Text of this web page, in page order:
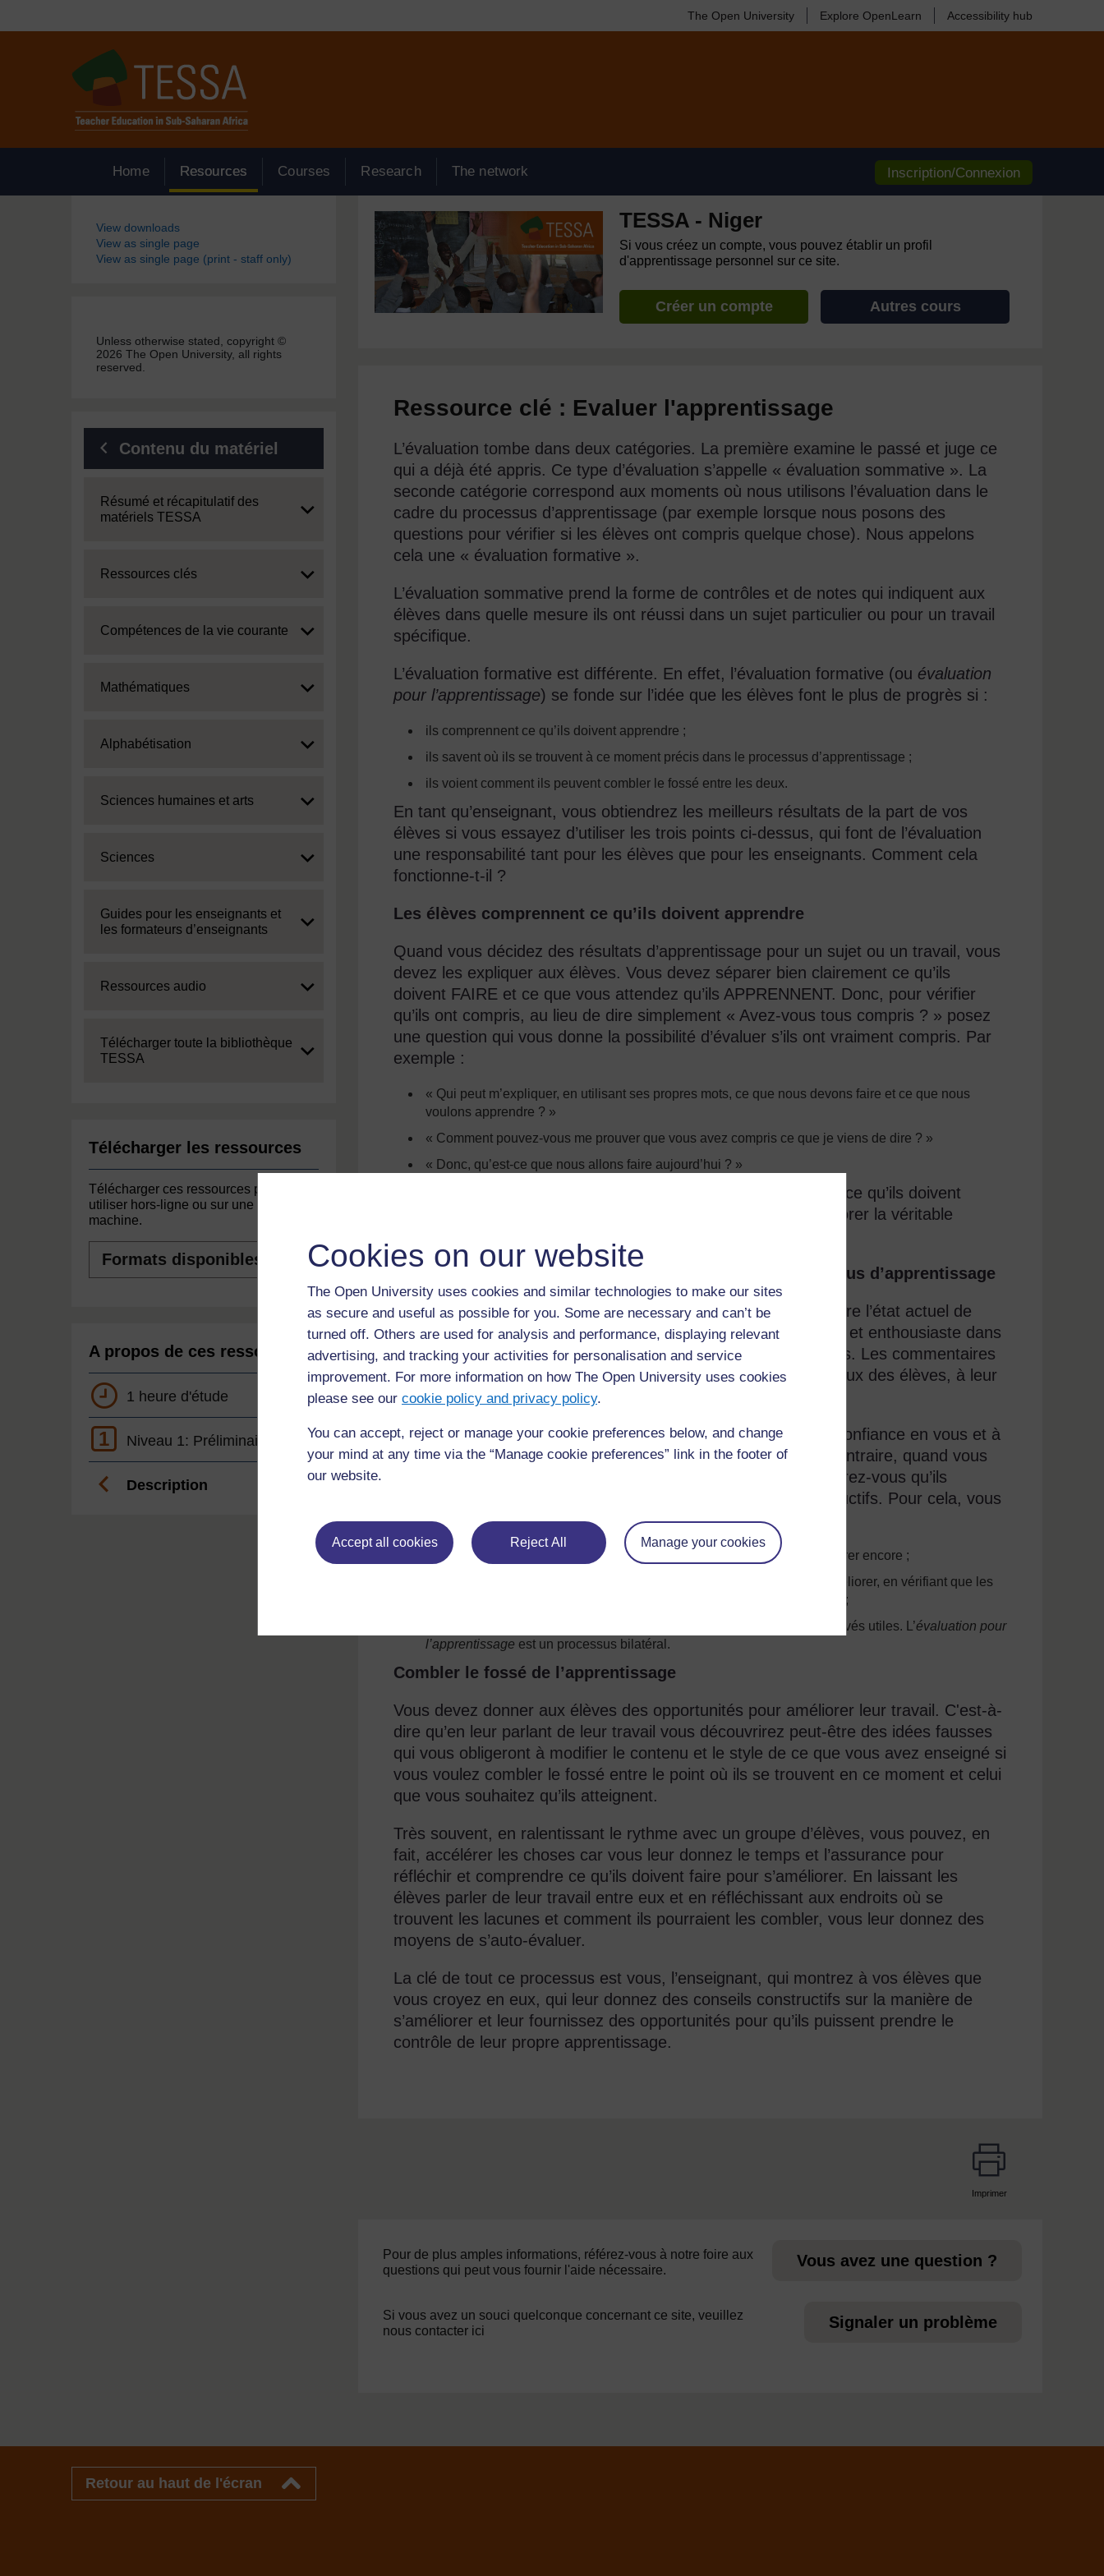
Cookies on our website
The Open University uses cookies and similar technologies to make our sites
as secure and useful as possible for you. Some are necessary and can’t be
turned off. Others are used for analysis and performance, displaying relevant
advertising, and tracking your activities for personalisation and service
improvement. For more information on how The Open University uses cookies
please see our cookie policy and privacy policy.
You can accept, reject or manage your cookie preferences below, and change
your mind at any time via the “Manage cookie preferences” link in the footer of
our website.
Accept all cookies Reject All Manage your cookies
The Open University Explore OpenLearn Accessibility hub
Home Resources Courses Research The network Inscription/Connexion
Blocs
View downloads
View as single page
View as single page (print - staff only)
Unless otherwise stated, copyright ©
2026 The Open University, all rights
reserved.
Contenu du matériel
Expand
Résumé et récapitulatif des
matériels TESSA
Expand
Ressources clés
Expand
Compétences de la vie courante
Expand
Mathématiques
Expand
Alphabétisation
Expand
Sciences humaines et arts
Expand
Sciences
Expand
Guides pour les enseignants et
les formateurs d’enseignants
Expand
Ressources audio
Expand
Télécharger toute la bibliothèque
TESSA
Télécharger les ressources
Télécharger ces ressources pour les
utiliser hors-ligne ou sur une autre
machine.
disponibles
A propos de ces ressources
1 heure d'étude
1 Niveau 1: Préliminaire
Description
TESSA - Niger
Si vous créez un compte, vous pouvez établir un profil
d'apprentissage personnel sur ce site.
Créer un compte Autres cours
Ressource clé : Evaluer l'apprentissage
L’évaluation tombe dans deux catégories. La première examine le passé et juge ce
qui a déjà été appris. Ce type d’évaluation s’appelle « évaluation sommative ». La
seconde catégorie correspond aux moments où nous utilisons l’évaluation dans le
cadre du processus d’apprentissage (par exemple lorsque nous posons des
questions pour vérifier si les élèves ont compris quelque chose). Nous appelons
cela une « évaluation formative ».
L’évaluation sommative prend la forme de contrôles et de notes qui indiquent aux
élèves dans quelle mesure ils ont réussi dans un sujet particulier ou pour un travail
spécifique.
L’évaluation formative est différente. En effet, l’évaluation formative (ou évaluation
pour l’apprentissage) se fonde sur l’idée que les élèves font le plus de progrès si :
ils comprennent ce qu’ils doivent apprendre ;
ils savent où ils se trouvent à ce moment précis dans le processus d’apprentissage ;
ils voient comment ils peuvent combler le fossé entre les deux.
En tant qu’enseignant, vous obtiendrez les meilleurs résultats de la part de vos
élèves si vous essayez d’utiliser les trois points ci-dessus, qui font de l’évaluation
une responsabilité tant pour les élèves que pour les enseignants. Comment cela
fonctionne-t-il ?
Les élèves comprennent ce qu’ils doivent apprendre
Quand vous décidez des résultats d’apprentissage pour un sujet ou un travail, vous
devez les expliquer aux élèves. Vous devez séparer bien clairement ce qu’ils
doivent FAIRE et ce que vous attendez qu’ils APPRENNENT. Donc, pour vérifier
qu’ils ont compris, au lieu de dire simplement « Avez-vous tous compris ? » posez
une question qui vous donne la possibilité d’évaluer s’ils ont vraiment compris. Par
exemple :
« Qui peut m’expliquer, en utilisant ses propres mots, ce que nous devons faire et ce que nous
voulons apprendre ? »
« Comment pouvez-vous me prouver que vous avez compris ce que je viens de dire ? »
« Donc, qu’est-ce que nous allons faire aujourd’hui ? »
Leurs réponses vous permettront de savoir s’ils comprennent ce qu’ils doivent
apprendre avant de commencer. Donnez-leur le temps d’explorer la véritable
Ils savent où ils se trouvent actuellement dans le processus d’apprentissage
Pour aider les élèves à s’améliorer, vous et eux devez connaître l’état actuel de
leurs connaissances. Votre rôle est d’être sensible, constructif et enthousiaste dans
votre enquête sur l’état actuel de connaissances de vos élèves. Les commentaires
et comportements indélicats peuvent nuire à la confiance en eux des élèves, à leur
motivation et à leur enthousiasme.
Remémorez-vous les enseignants qui ont nui à votre propre confiance en vous et à
votre enthousiasme, et n’imitez pas leur comportement. Au contraire, quand vous
parlez aux élèves de ce qu’ils apprennent effectivement, assurez-vous qu’ils
trouvent vos commentaires évaluatifs à la fois utiles et constructifs. Pour cela, vous
devez :
identifier les points forts des élèves et leur suggérer comment les améliorer encore ;
être clair quant aux points faibles et être positif sur la manière de les améliorer, en vérifiant que les
élèves comprennent et qu’ils reçoivent vos conseils de manière positive ;
demander aux élèves des exemples de vos commentaires qu’ils ont trouvés utiles. L’évaluation pour
l’apprentissage est un processus bilatéral.
Combler le fossé de l’apprentissage
Vous devez donner aux élèves des opportunités pour améliorer leur travail. C'est-à-
dire qu’en leur parlant de leur travail vous découvrirez peut-être des idées fausses
qui vous obligeront à modifier le contenu et le style de ce que vous avez enseigné si
vous voulez combler le fossé entre le point où ils se trouvent en ce moment et celui
que vous souhaitez qu’ils atteignent.
Très souvent, en ralentissant le rythme avec un groupe d’élèves, vous pouvez, en
fait, accélérer les choses car vous leur donnez le temps et l’assurance pour
réfléchir et comprendre ce qu’ils doivent faire pour s’améliorer. En laissant les
élèves parler de leur travail entre eux et en réfléchissant aux endroits où se
trouvent les lacunes et comment ils pourraient les combler, vous leur donnez des
moyens de s’auto-évaluer.
La clé de tout ce processus est vous, l’enseignant, qui montrez à vos élèves que
vous croyez en eux, qui leur donnez des conseils constructifs sur la manière de
s’améliorer et leur fournissez des opportunités pour qu’ils puissent prendre le
contrôle de leur propre apprentissage.
Imprimer
Pour de plus amples informations, référez-vous à notre foire aux
questions qui peut vous fournir l'aide nécessaire.
Vous avez une question ?
Si vous avez un souci quelconque concernant ce site, veuillez
nous contacter ici
Signaler un problème
Retour au haut de l'écran